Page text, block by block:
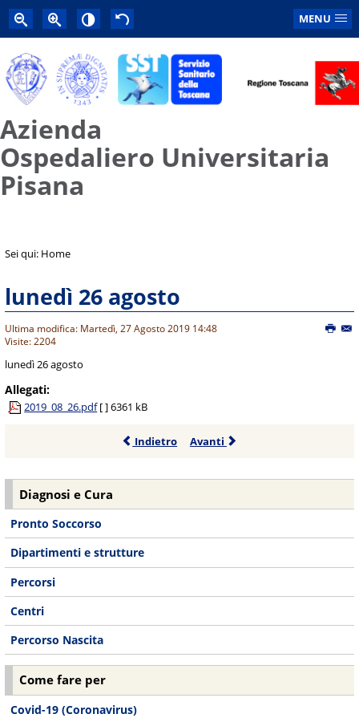
MENU
Azienda
Ospedaliero Universitaria
Pisana
Sei qui: Home
lunedì 26 agosto
Ultima modifica: Martedì, 27 Agosto 2019 14:48
Visite: 2204
lunedì 26 agosto
Allegati:
2019_08_26.pdf [ ]6361 kB
Indietro Avanti
Diagnosi e Cura
Pronto Soccorso
Dipartimenti e strutture
Percorsi
Centri
Percorso Nascita
Come fare per
Covid-19 (Coronavirus)